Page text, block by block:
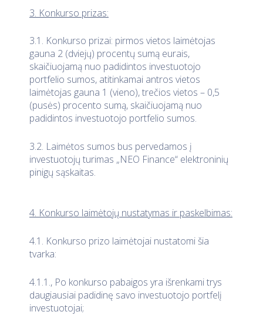
3. Konkurso prizas:
3.1. Konkurso prizai: pirmos vietos laimėtojas
gauna 2 (dviejų) procentų sumą eurais,
skaičiuojamą nuo padidintos investuotojo
portfelio sumos, atitinkamai antros vietos
laimėtojas gauna 1 (vieno), trečios vietos – 0,5
(pusės) procento sumą, skaičiuojamą nuo
padidintos investuotojo portfelio sumos.
3.2. Laimėtos sumos bus pervedamos į
investuotojų turimas „NEO Finance“ elektroninių
pinigų sąskaitas.
4. Konkurso laimėtojų nustatymas ir paskelbimas:
4.1. Konkurso prizo laimėtojai nustatomi šia
tvarka:
4.1.1., Po konkurso pabaigos yra išrenkami trys
daugiausiai padidinę savo investuotojo portfelį
investuotojai;